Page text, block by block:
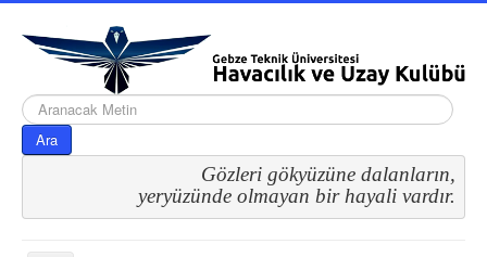
arama...
Ara
Gözleri gökyüzüne dalanların,
yeryüzünde olmayan bir hayali vardır.